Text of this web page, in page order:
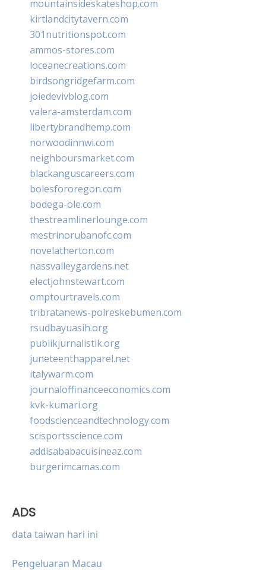
mountainsideskateshop.com
kirtlandcitytavern.com
301nutritionspot.com
ammos-stores.com
loceanecreations.com
birdsongridgefarm.com
joiedevivblog.com
valera-amsterdam.com
libertybrandhemp.com
norwoodinnwi.com
neighboursmarket.com
blackanguscareers.com
bolesfororegon.com
bodega-ole.com
thestreamlinerlounge.com
mestrinorubanofc.com
novelatherton.com
nassvalleygardens.net
electjohnstewart.com
omptourtravels.com
tribratanews-polreskebumen.com
rsudbayuasih.org
publikjurnalistik.org
juneteenthapparel.net
italywarm.com
journaloffinanceeconomics.com
kvk-kumari.org
foodscienceandtechnology.com
scisportsscience.com
addisababacuisineaz.com
burgerimcamas.com
ADS
data taiwan hari ini
Pengeluaran Macau